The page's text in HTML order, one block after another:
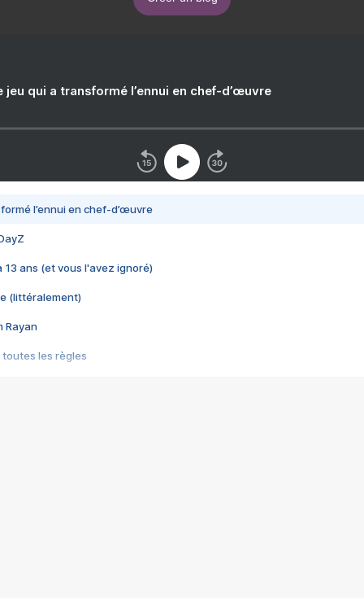
jeu qui a transformé l’ennui en chef-d’œuvre
l’ennui en chef-d’œuvre
13 ans (et vous l'avez ignoré)
(littéralement)
Rayan
toutes les règles